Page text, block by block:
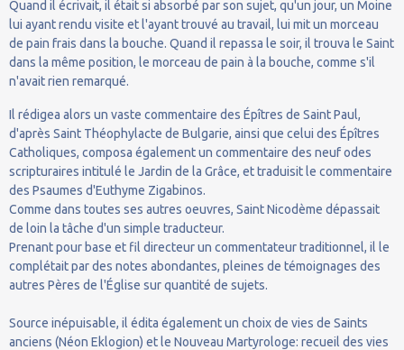
Quand il écrivait, il était si absorbé par son sujet, qu'un jour, un Moine
lui ayant rendu visite et l'ayant trouvé au travail, lui mit un morceau
de pain frais dans la bouche. Quand il repassa le soir, il trouva le Saint
dans la même position, le morceau de pain à la bouche, comme s'il
n'avait rien remarqué.
Il rédigea alors un vaste commentaire des Épîtres de Saint Paul,
d'après Saint Théophylacte de Bulgarie, ainsi que celui des Épîtres
Catholiques, composa également un commentaire des neuf odes
scripturaires intitulé le Jardin de la Grâce, et traduisit le commentaire
des Psaumes d'Euthyme Zigabinos.
Comme dans toutes ses autres oeuvres, Saint Nicodème dépassait
de loin la tâche d'un simple traducteur.
Prenant pour base et fil directeur un commentateur traditionnel, il le
complétait par des notes abondantes, pleines de témoignages des
autres Pères de l'Église sur quantité de sujets.
Source inépuisable, il édita également un choix de vies de Saints
anciens (Néon Eklogion) et le Nouveau Martyrologe: recueil des vies